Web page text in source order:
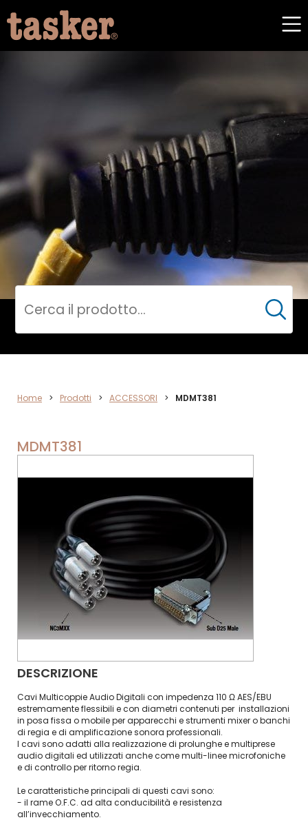
ACCESSORI
Cerca
Home > Prodotti > ACCESSORI > MDMT381
MDMT381
DESCRIZIONE
Cavi Multicoppie Audio Digitali con impedenza 110 Ω AES/EBU
estremamente flessibili e con diametri contenuti per installazioni
in posa fissa o mobile per apparecchi e strumenti mixer o banchi
di regia e di amplificazione sonora professionali.
I cavi sono adatti alla realizzazione di prolunghe e multiprese
audio digitali ed utilizzati anche come multi-linee microfoniche
e di controllo per ritorno regia.
Le caratteristiche principali di questi cavi sono:
- il rame O.F.C. ad alta conducibilità e resistenza
all’invecchiamento.